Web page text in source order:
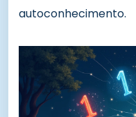
autoconhecimento.